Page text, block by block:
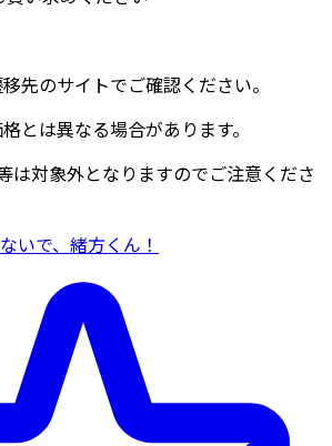
先のサイトでご確認ください。
とは異なる場合があります。
は対象外となりますのでご注意くださ
いで、緒方くん！